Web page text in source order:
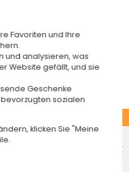
werden (etwa 95% unserer
bei einer Zahlung per PayPal,
an einen Paketshop
2026
4,95 €
Favoriten und Ihre
und analysieren, was
Website gefällt, und sie
Geschenke
sozialen
klicken Sie "Meine